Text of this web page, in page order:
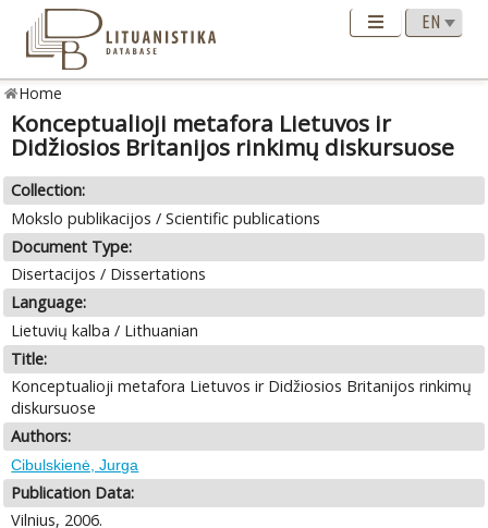
Home
Konceptualioji metafora Lietuvos ir
Didžiosios Britanijos rinkimų diskursuose
Collection:
Mokslo publikacijos / Scientific publications
Document Type:
Disertacijos / Dissertations
Language:
Lietuvių kalba / Lithuanian
Title:
Konceptualioji metafora Lietuvos ir Didžiosios Britanijos rinkimų
diskursuose
Authors:
Cibulskienė, Jurga
Publication Data:
Vilnius, 2006.